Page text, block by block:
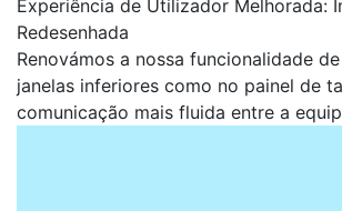
Experiência de Utilizador Melhorada:
Redesenhada
Renovámos a nossa funcionalidade
janelas inferiores como no painel de
comunicação mais fluida entre a